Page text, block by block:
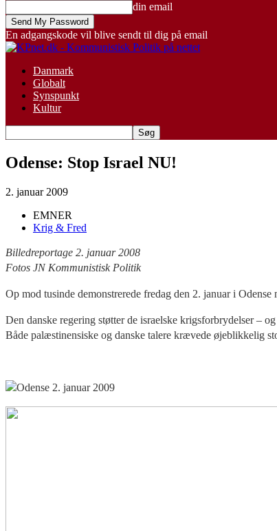
din email
En adgangskode vil blive sendt til dig på email
Danmark
Globalt
Synspunkt
Kultur
Odense: Stop Israel NU!
2. januar 2009
EMNER
Krig & Fred
Billedreportage 2. januar 2008
Fotos JN Kommunistisk Politik
Op mod tusinde demonstrerede fredag den 2. januar i
Den danske regering støtter de israelske krigsforbrydelser –
Både palæstinensiske og danske talere krævede øjeblikkelig